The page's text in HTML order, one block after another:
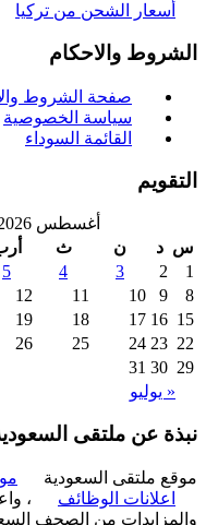
الشحن من تركيا
والاحكام
صفحة الشروط
سياسة الخصوصية
القائمة السوداء
أغسطس 2026
د
ن
10
16
17
23
24
30
31
يوليو
عن ملتقى السعودية:
ملتقى السعودية موقع
الوظائف
،
من الصحف